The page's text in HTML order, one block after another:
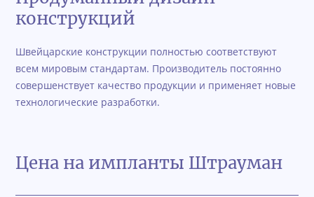
конструкций
Швейцарские конструкции полностью соответствуют
всем мировым стандартам. Производитель постоянно
совершенствует качество продукции и применяет новые
технологические разработки.
Цена на импланты Штрауман